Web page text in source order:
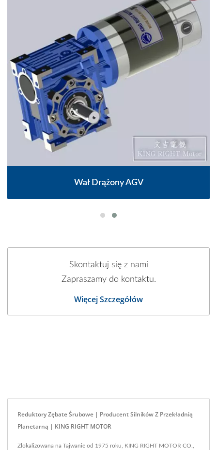
Wał Drążony AGV
Skontaktuj się z nami
Zapraszamy do kontaktu.
Więcej Szczegółów
Reduktory Zębate Śrubowe | Producent Silników Z Przekładnią
Planetarną | KING RIGHT MOTOR
Zlokalizowana na Tajwanie od 1975 roku, KING RIGHT MOTOR CO.,